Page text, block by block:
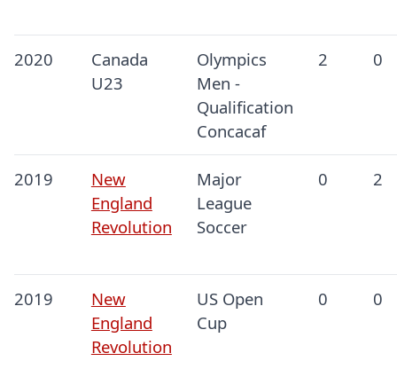
2020
Canada
U23
Olympics
Men -
Qualification
Concacaf
2 0
2019
New
England
Revolution
Major
League
Soccer
0 2
2019
New
England
Revolution
US Open
Cup
0 0